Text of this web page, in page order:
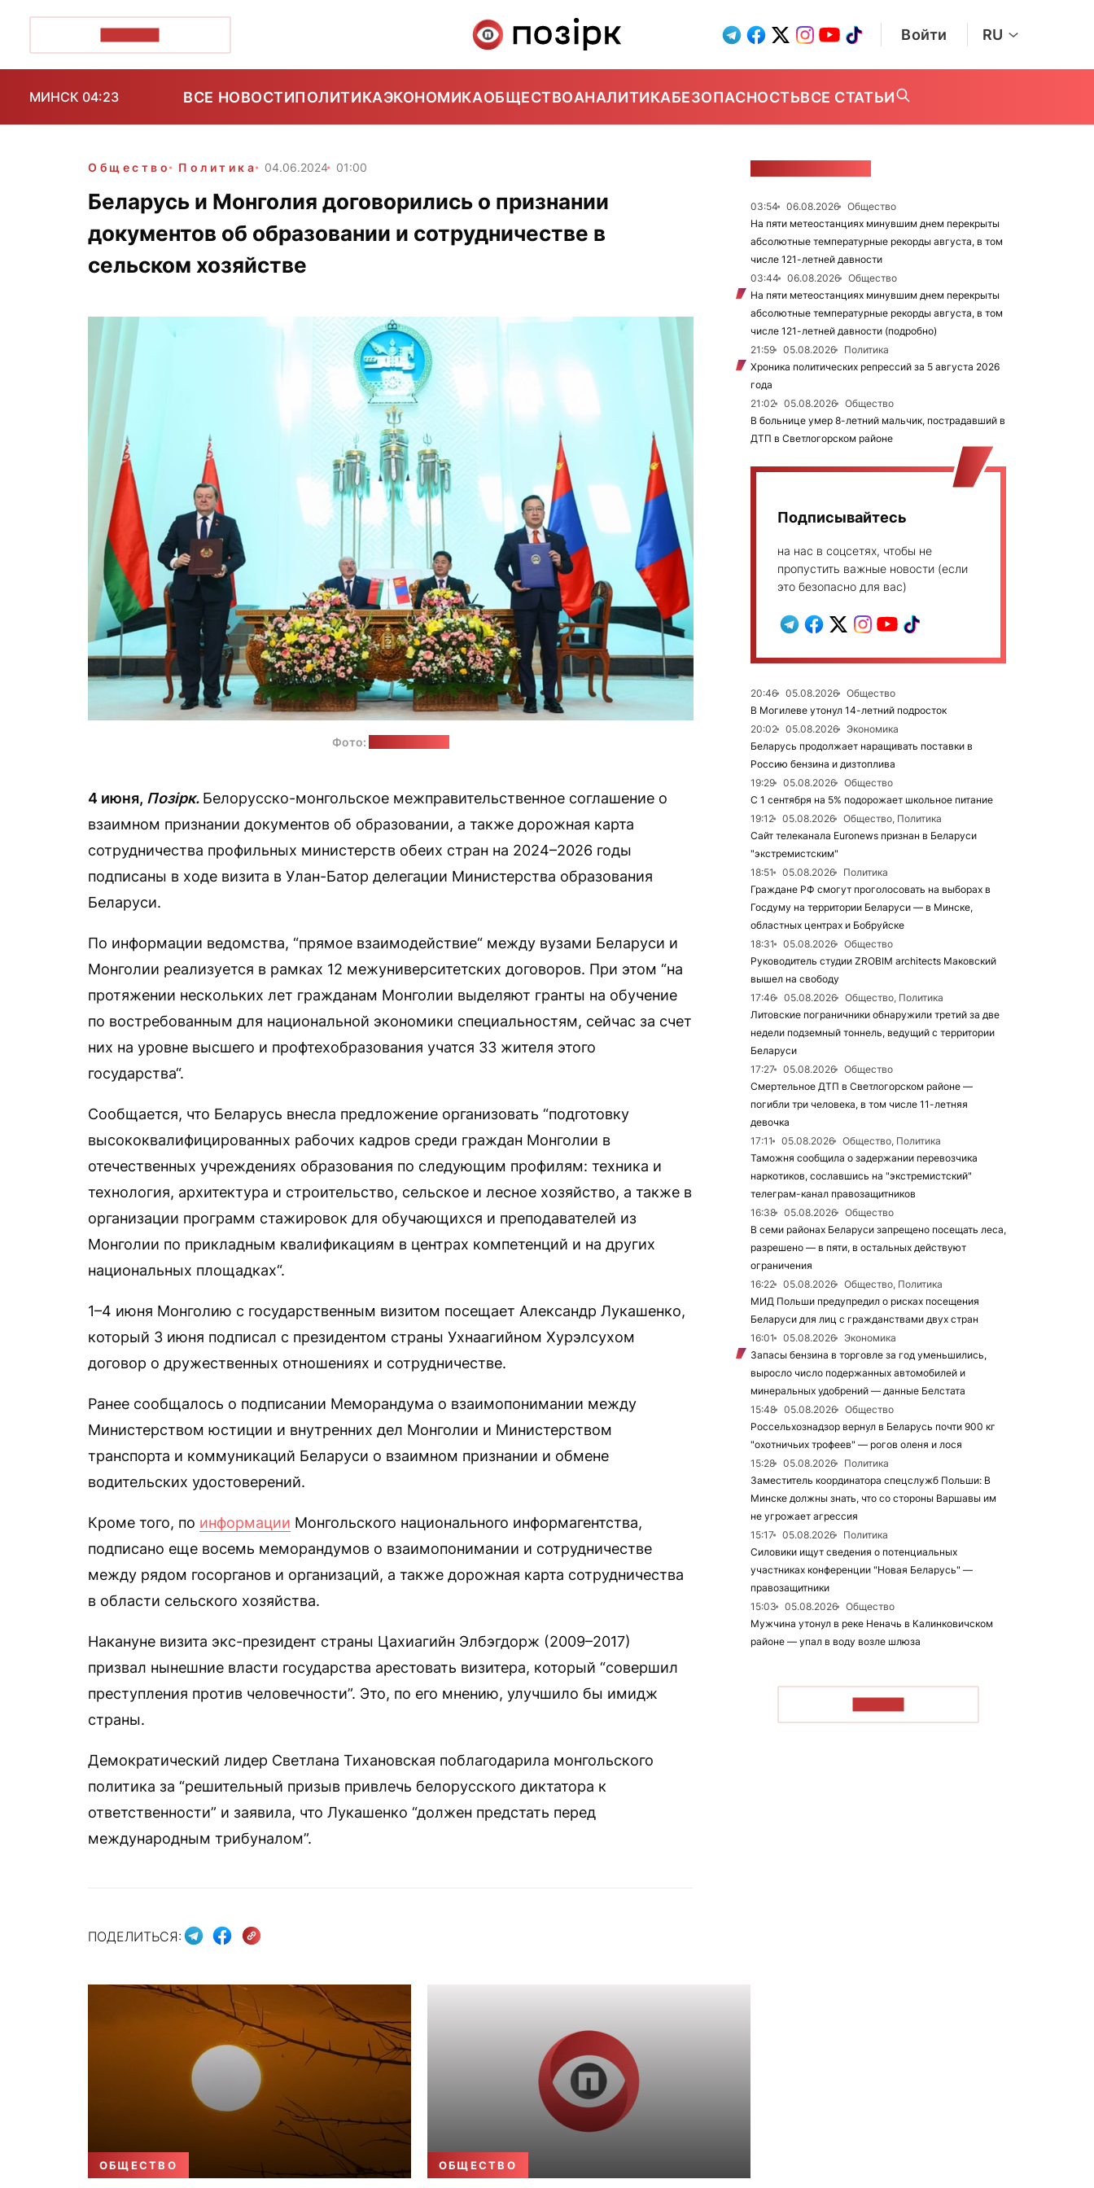
Войти RU
МИНСК 04:23 ВСЕ НОВОСТИПОЛИТИКАЭКОНОМИКАОБЩЕСТВОАНАЛИТИКАБЕЗОПАСНОСТЬВСЕ СТАТЬИ
Общество Политика 04.06.2024 01:00
Беларусь и Монголия договорились о признании
документов об образовании и сотрудничестве в
сельском хозяйстве
Фото:
4 июня, Позірк. Белорусско-монгольское межправительственное соглашение о
взаимном признании документов об образовании, а также дорожная карта
сотрудничества профильных министерств обеих стран на 2024–2026 годы
подписаны в ходе визита в Улан-Батор делегации Министерства образования
Беларуси.
По информации ведомства, “прямое взаимодействие“ между вузами Беларуси и
Монголии реализуется в рамках 12 межуниверситетских договоров. При этом “на
протяжении нескольких лет гражданам Монголии выделяют гранты на обучение
по востребованным для национальной экономики специальностям, сейчас за счет
них на уровне высшего и профтехобразования учатся 33 жителя этого
государства“.
Сообщается, что Беларусь внесла предложение организовать “подготовку
высококвалифицированных рабочих кадров среди граждан Монголии в
отечественных учреждениях образования по следующим профилям: техника и
технология, архитектура и строительство, сельское и лесное хозяйство, а также в
организации программ стажировок для обучающихся и преподавателей из
Монголии по прикладным квалификациям в центрах компетенций и на других
национальных площадках“.
1–4 июня Монголию с государственным визитом посещает Александр Лукашенко,
который 3 июня подписал с президентом страны Ухнаагийном Хурэлсухом
договор о дружественных отношениях и сотрудничестве.
Ранее сообщалось о подписании Меморандума о взаимопонимании между
Министерством юстиции и внутренних дел Монголии и Министерством
транспорта и коммуникаций Беларуси о взаимном признании и обмене
водительских удостоверений.
Кроме того, по информации Монгольского национального информагентства,
подписано еще восемь меморандумов о взаимопонимании и сотрудничестве
между рядом госорганов и организаций, а также дорожная карта сотрудничества
в области сельского хозяйства.
Накануне визита экс-президент страны Цахиагийн Элбэгдорж (2009–2017)
призвал нынешние власти государства арестовать визитера, который “совершил
преступления против человечности”. Это, по его мнению, улучшило бы имидж
страны.
Демократический лидер Светлана Тихановская поблагодарила монгольского
политика за “решительный призыв привлечь белорусского диктатора к
ответственности” и заявила, что Лукашенко “должен предстать перед
международным трибуналом”.
ПОДЕЛИТЬСЯ:
ОБЩЕСТВО ОБЩЕСТВО
03:54 06.08.2026
Общество
На пяти метеостанциях минувшим днем перекрыты
абсолютные температурные рекорды августа, в том
числе 121-летней давности
03:44
06.08.2026
Общество
На пяти метеостанциях минувшим днем перекрыты
абсолютные температурные рекорды августа, в том
числе 121-летней давности (подробно)
21:59
05.08.2026
Политика
Хроника политических репрессий за 5 августа 2026
года
21:02
05.08.2026
Общество
В больнице умер 8-летний мальчик, пострадавший в
ДТП в Светлогорском районе
Подписывайтесь
на нас в соцсетях, чтобы не
пропустить важные новости (если
это безопасно для вас)
20:46 05.08.2026
Общество
В Могилеве утонул 14-летний подросток
20:02
05.08.2026
Экономика
Беларусь продолжает наращивать поставки в
Россию бензина и дизтоплива
19:29
05.08.2026
Общество
С 1 сентября на 5% подорожает школьное питание
19:12
05.08.2026
Общество, Политика
Сайт телеканала Euronews признан в Беларуси
"экстремистским"
18:51
05.08.2026
Политика
Граждане РФ смогут проголосовать на выборах в
Госдуму на территории Беларуси — в Минске,
областных центрах и Бобруйске
18:31
05.08.2026
Общество
Руководитель студии ZROBIM architects Маковский
вышел на свободу
17:46
05.08.2026
Общество, Политика
Литовские пограничники обнаружили третий за две
недели подземный тоннель, ведущий с территории
Беларуси
17:27
05.08.2026
Общество
Смертельное ДТП в Светлогорском районе —
погибли три человека, в том числе 11-летняя
девочка
17:11
05.08.2026
Общество, Политика
Таможня сообщила о задержании перевозчика
наркотиков, сославшись на "экстремистский"
телеграм-канал правозащитников
16:38
05.08.2026
Общество
В семи районах Беларуси запрещено посещать леса,
разрешено — в пяти, в остальных действуют
ограничения
16:22
05.08.2026
Общество, Политика
МИД Польши предупредил о рисках посещения
Беларуси для лиц с гражданствами двух стран
16:01
05.08.2026
Экономика
Запасы бензина в торговле за год уменьшились,
выросло число подержанных автомобилей и
минеральных удобрений — данные Белстата
15:48
05.08.2026
Общество
Россельхознадзор вернул в Беларусь почти 900 кг
"охотничьих трофеев" — рогов оленя и лося
15:28
05.08.2026
Политика
Заместитель координатора спецслужб Польши: В
Минске должны знать, что со стороны Варшавы им
не угрожает агрессия
15:17
05.08.2026
Политика
Силовики ищут сведения о потенциальных
участниках конференции "Новая Беларусь" —
правозащитники
15:03
05.08.2026
Общество
Мужчина утонул в реке Неначь в Калинковичском
районе — упал в воду возле шлюза